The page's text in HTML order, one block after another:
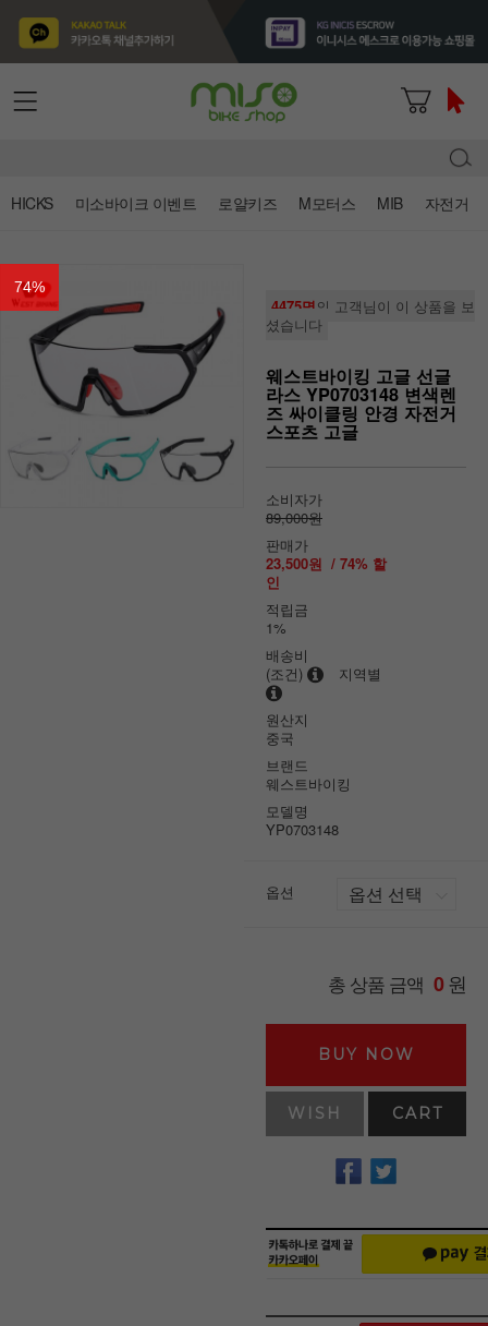
HICKS 미소바이크 이벤트 로얄키즈 M모터스 MIB 자전거
74%
4475명의 고객님이 이 상품을 보
셨습니다
웨스트바이킹 고글 선글
라스 YP0703148 변색렌
즈 싸이클링 안경 자전거
스포츠 고글
소비자가
89,000원
판매가
23,500원 / 74% 할
인
적립금
1%
배송비
(조건)
지역별
원산지
중국
브랜드
웨스트바이킹
모델명
YP0703148
옵션
총 상품 금액 0원
BUY NOW
WISH CART